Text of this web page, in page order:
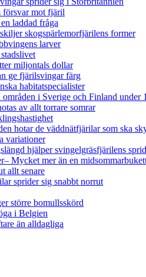
försvar mot fjäril
laddad fråga
skogspärlemorfjärilens former
larver
miljontals dollar
ge fjärilsvingar färg
habitatspecialister
i Sverige och Finland under
av allt torrare somrar
hotar de väddnätfjärilar som ska
variationer
hjälper svingelgräsfjärilens
Mycket mer än en
allt senare
sprider sig snabbt norrut
större bomullsskörd
i Belgien
än alldagliga